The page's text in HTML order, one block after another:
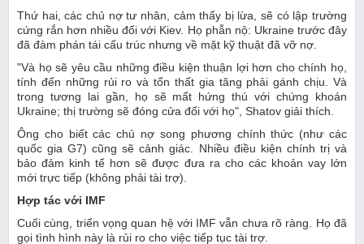
Thứ hai, các chủ nợ tư nhân, cảm thấy bị lừa, sẽ có lập trường
cứng rắn hơn nhiều đối với Kiev. Họ phẫn nộ: Ukraine trước đây
đã đàm phán tái cấu trúc nhưng về mặt kỹ thuật đã vỡ nợ.
"Và họ sẽ yêu cầu những điều kiện thuận lợi hơn cho chính họ,
tính đến những rủi ro và tổn thất gia tăng phải gánh chịu. Và
trong tương lai gần, họ sẽ mất hứng thú với chứng khoán
Ukraine; thị trường sẽ đóng cửa đối với họ", Shatov giải thích.
Ông cho biết các chủ nợ song phương chính thức (như các
quốc gia G7) cũng sẽ cảnh giác. Nhiều điều kiện chính trị và
bảo đảm kinh tế hơn sẽ được đưa ra cho các khoản vay lớn
mới trực tiếp (không phải tài trợ).
Hợp tác với IMF
Cuối cùng, triển vọng quan hệ với IMF vẫn chưa rõ ràng. Họ đã
gọi tình hình này là rủi ro cho việc tiếp tục tài trợ.